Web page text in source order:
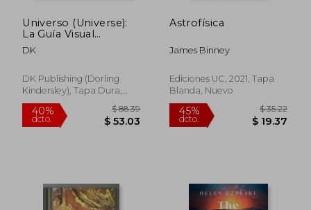
Universo (Universe):
La Guía Visual
Definitiva
DK
DK Publishing (Dorling
Kindersley), Tapa Dura,
Nuevo
Astrofísica
James Binney
Ediciones UC, 2021, Tapa
Blanda, Nuevo